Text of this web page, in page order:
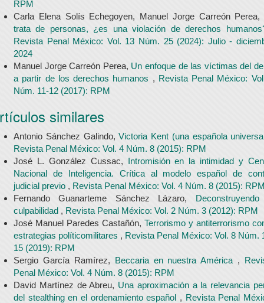
RPM
Carla Elena Solís Echegoyen, Manuel Jorge Carreón Perea,
trata de personas, ¿es una violación de derechos
Revista Penal México: Vol. 13 Núm. 25 (2024): Julio -
2024
Manuel Jorge Carreón Perea, Un enfoque de las víctimas del
a partir de los derechos humanos , Revista Penal México:
Núm. 11-12 (2017): RPM
similares
Antonio Sánchez Galindo,Victoria Kent (una española
Revista Penal México: Vol. 4 Núm. 8 (2015): RPM
José L. González Cussac, Intromisión en la intimidad y
Nacional de Inteligencia. Crítica al modelo español de
judicial previo , Revista Penal México: Vol. 4 Núm. 8 (2015):
Fernando Guanarteme Sánchez Lázaro,
culpabilidad , Revista Penal México: Vol. 2 Núm. 3 (2012): RPM
José Manuel Paredes Castañón, Terrorismo y antiterrorismo
estrategias políticomilitares , Revista Penal México: Vol. 8 Núm.
15 (2019): RPM
Sergio García Ramírez, Beccaria en nuestra América ,
Penal México: Vol. 4 Núm. 8 (2015): RPM
David Martínez de Abreu, Una aproximación a la relevancia
del stealthing en el ordenamiento español , Revista Penal